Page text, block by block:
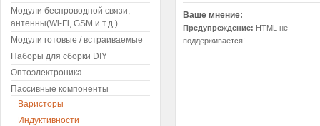
Ваше мнение:
Предупреждение: HTML не
поддерживается!
Модули беспроводной связи,
антенны(Wi-Fi, GSM и т.д.)
Модули готовые / встраиваемые
Наборы для сборки DIY
Оптоэлектроника
Пассивные компоненты
Варисторы
Индуктивности